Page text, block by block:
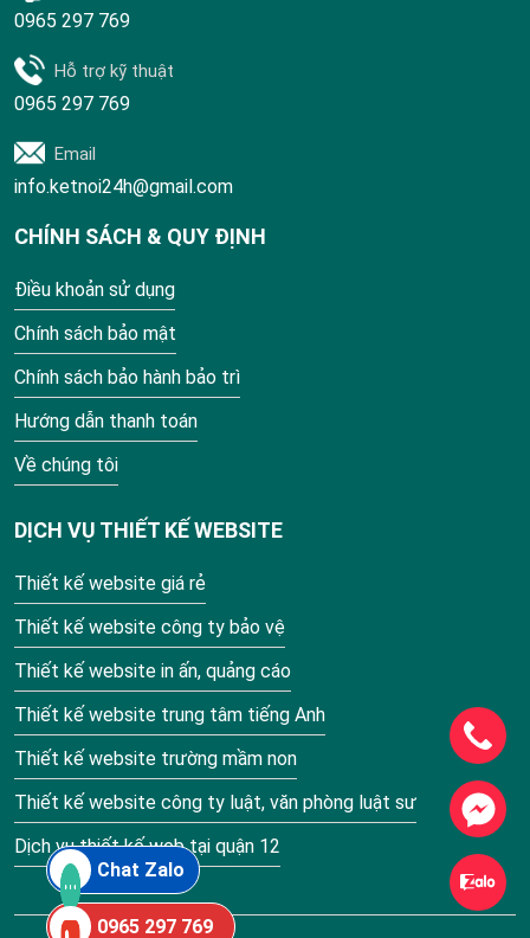
0965 297 769
Hỗ trợ kỹ thuật
0965 297 769
Email
info.ketnoi24h@gmail.com
CHÍNH SÁCH & QUY ĐỊNH
Điều khoản sử dụng
Chính sách bảo mật
Chính sách bảo hành bảo trì
Hướng dẫn thanh toán
Về chúng tôi
DỊCH VỤ THIẾT KẾ WEBSITE
Thiết kế website giá rẻ
Thiết kế website công ty bảo vệ
Thiết kế website in ấn, quảng cáo
Thiết kế website trung tâm tiếng Anh
Thiết kế website trường mầm non
Thiết kế website công ty luật, văn phòng luật sư
Dịch vụ thiết kế web tại quận 12
Chat Zalo
0965 297 769